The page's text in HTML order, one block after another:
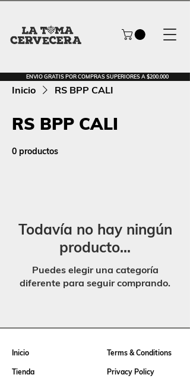
ENVIO GRATIS POR COMPRAS SUPERIORES A $200.000
Inicio RS BPP CALI
RS BPP CALI
0 productos
Todavía no hay ningún
producto...
Puedes elegir una categoría
diferente para seguir comprando.
Inicio
Tienda
Terms & Conditions
Privacy Policy